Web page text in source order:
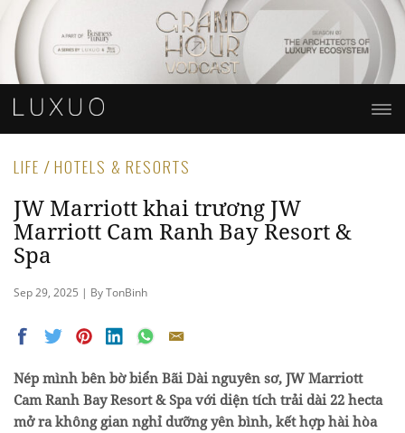
LIFE / HOTELS & RESORTS
JW Marriott khai trương JW
Marriott Cam Ranh Bay Resort &
Spa
Sep 29, 2025 | By TonBinh
Nép mình bên bờ biển Bãi Dài nguyên sơ, JW Marriott
Cam Ranh Bay Resort & Spa với diện tích trải dài 22 hecta
mở ra không gian nghỉ dưỡng yên bình, kết hợp hài hòa